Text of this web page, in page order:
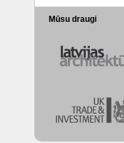
Mūsu draugi